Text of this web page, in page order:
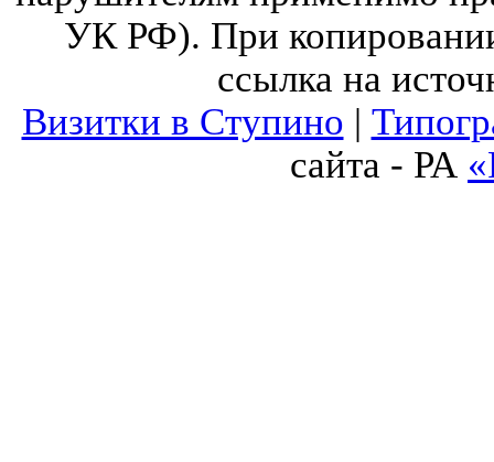
УК РФ). При копировании
ссылка на
Визитки в Ступино |
сайта - РА